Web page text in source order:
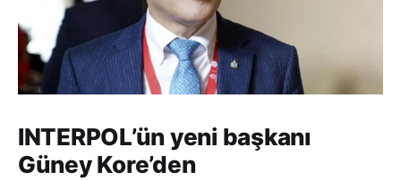
INTERPOL’ün yeni başkanı
Güney Kore’den